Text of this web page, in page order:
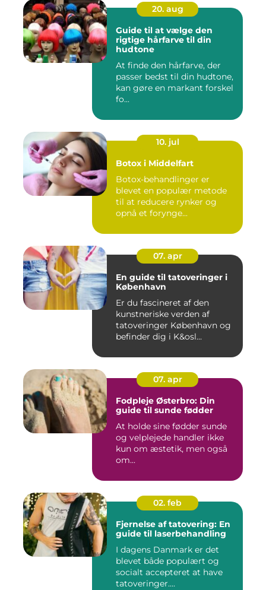
20. aug
Guide til at vælge den
rigtige hårfarve til din
hudtone
At finde den hårfarve, der
passer bedst til din hudtone,
kan gøre en markant forskel
fo...
10. jul
Botox i Middelfart
Botox-behandlinger er
blevet en populær metode
til at reducere rynker og
opnå et forynge...
07. apr
En guide til tatoveringer i
København
Er du fascineret af den
kunstneriske verden af
tatoveringer København og
befinder dig i K&osl...
07. apr
Fodpleje Østerbro: Din
guide til sunde fødder
At holde sine fødder sunde
og velplejede handler ikke
kun om æstetik, men også
om...
02. feb
Fjernelse af tatovering: En
guide til laserbehandling
I dagens Danmark er det
blevet både populært og
socialt accepteret at have
tatoveringer....